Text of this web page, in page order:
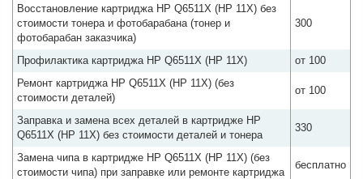
Восстановление картриджа HP Q6511X (HP 11X) без
стоимости тонера и фотобарабана (тонер и
фотобарабан заказчика)
300
Профилактика картриджа HP Q6511X (HP 11X)
от 100
Ремонт картриджа HP Q6511X (HP 11X) (без
стоимости деталей)
от 100
Заправка и замена всех деталей в картридже HP
Q6511X (HP 11X) без стоимости деталей и тонера
330
Замена чипа в картридже HP Q6511X (HP 11X) (без
стоимости чипа) при заправке или ремонте картриджа
бесплатно